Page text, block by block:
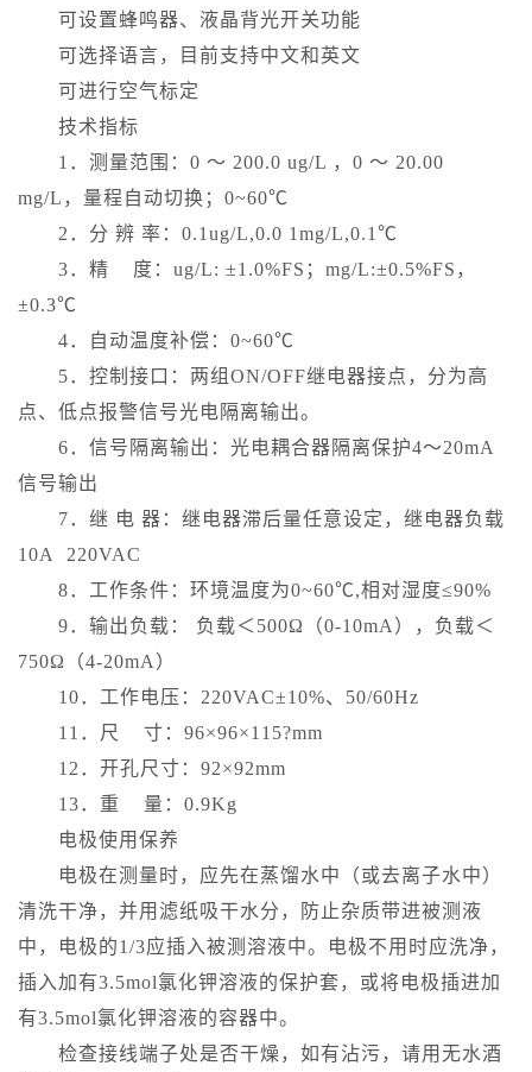
可设置蜂鸣器、液晶背光开关功能
可选择语言，目前支持中文和英文
可进行空气标定
技术指标
1．测量范围：0 ～ 200.0 ug/L ，0 ～ 20.00
mg/L，量程自动切换；0~60℃
2．分 辨 率：0.1ug/L,0.0 1mg/L,0.1℃
3．精 度：ug/L: ±1.0%FS；mg/L:±0.5%FS，
±0.3℃
4．自动温度补偿：0~60℃
5．控制接口：两组ON/OFF继电器接点，分为高
点、低点报警信号光电隔离输出。
6．信号隔离输出：光电耦合器隔离保护4～20mA
信号输出
7．继 电 器：继电器滞后量任意设定，继电器负载
10A 220VAC
8．工作条件：环境温度为0~60℃,相对湿度≤90%
9．输出负载： 负载＜500Ω（0-10mA），负载＜
750Ω（4-20mA）
10．工作电压：220VAC±10%、50/60Hz
11．尺 寸：96×96×115?mm
12．开孔尺寸：92×92mm
13．重 量：0.9Kg
电极使用保养
电极在测量时，应先在蒸馏水中（或去离子水中）
清洗干净，并用滤纸吸干水分，防止杂质带进被测液
中，电极的1/3应插入被测溶液中。电极不用时应洗净，
插入加有3.5mol氯化钾溶液的保护套，或将电极插进加
有3.5mol氯化钾溶液的容器中。
检查接线端子处是否干燥，如有沾污，请用无水酒